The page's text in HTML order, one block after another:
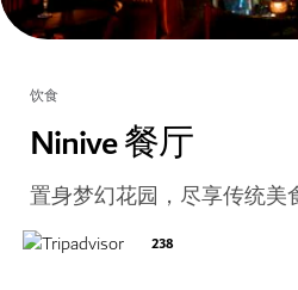
饮食
Ninive 餐厅
置身梦幻花园，尽享传统美
238